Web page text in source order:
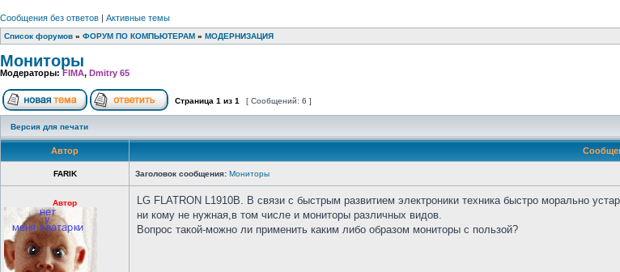
Сообщения без ответов | Активные темы
Список форумов » ФОРУМ ПО КОМПЬЮТЕРАМ » МОДЕРНИЗАЦИЯ
Мониторы
Модераторы:FIMA, Dmitry 65
Страница 1 из 1 [ Сообщений: 6 ]
Версия для печати
Автор
FARIK Заголовок сообщения: Мониторы
Автор
LG FLATRON L1910В. В связи с быстрым развитием электроники техника быстро морально
ни кому не нужная,в том числе и мониторы различных видов.
Вопрос такой-можно ли применить каким либо образом мониторы с пользой?